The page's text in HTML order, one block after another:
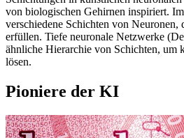
von biologischen Gehirnen inspiriert. Im
verschiedene Schichten von Neuronen,
erfüllen. Tiefe neuronale Netzwerke (
ähnliche Hierarchie von Schichten, um
lösen.
Pioniere der KI